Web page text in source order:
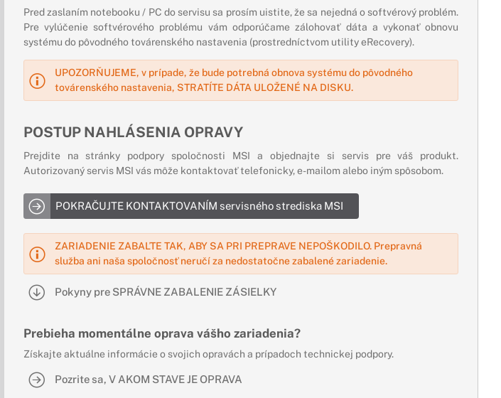
Pred zaslaním notebooku / PC do servisu sa prosím uistite, že sa nejedná o softvérový problém.
Pre vylúčenie softvérového problému vám odporúčame zálohovať dáta a vykonať obnovu
systému do pôvodného továrenského nastavenia (prostredníctvom utility eRecovery).
UPOZORŇUJEME, v prípade, že bude potrebná obnova systému do pôvodného
továrenského nastavenia, STRATÍTE DÁTA ULOŽENÉ NA DISKU.
POSTUP NAHLÁSENIA OPRAVY
Prejdite na stránky podpory spoločnosti MSI a objednajte si servis pre váš produkt.
Autorizovaný servis MSI vás môže kontaktovať telefonicky, e-mailom alebo iným spôsobom.
POKRAČUJTE KONTAKTOVANÍM servisného strediska MSI
ZARIADENIE ZABAĽTE TAK, ABY SA PRI PREPRAVE NEPOŠKODILO. Prepravná
služba ani naša spoločnosť neručí za nedostatočne zabalené zariadenie.
Pokyny pre SPRÁVNE ZABALENIE ZÁSIELKY
Prebieha momentálne oprava vášho zariadenia?
Získajte aktuálne informácie o svojich opravách a prípadoch technickej podpory.
Pozrite sa, V AKOM STAVE JE OPRAVA